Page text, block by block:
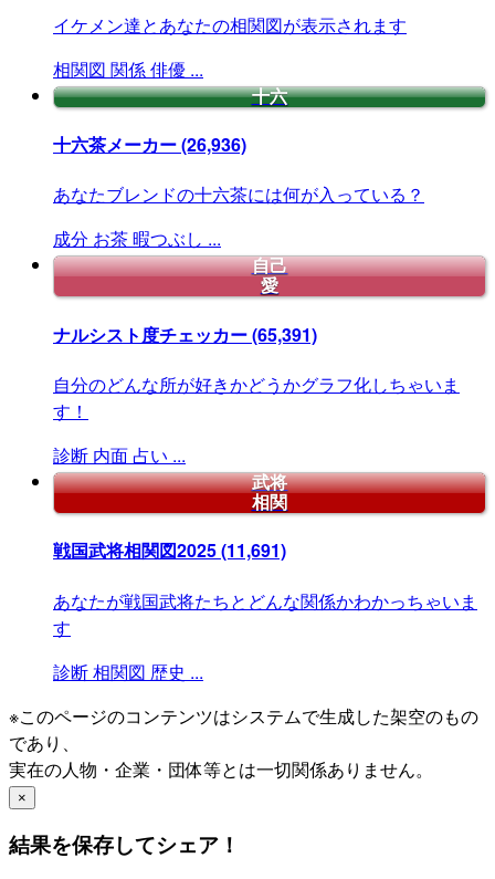
イケメン達とあなたの相関図が表示されます
相関図 関係俳優 ...
十六
十六茶メーカー(26,936)
あなたブレンドの十六茶には何が入っている？
成分 お茶暇つぶし ...
自己
愛
ナルシスト度チェッカー(65,391)
自分のどんな所が好きかどうかグラフ化しちゃいま
す！
診断 内面 占い ...
武将
相関
戦国武将相関図2025(11,691)
あなたが戦国武将たちとどんな関係かわかっちゃいま
す
診断相関図 歴史 ...
※このページのコンテンツはシステムで生成した架空のもの
であり、
実在の人物・企業・団体等とは一切関係ありません。
×
結果を保存してシェア！